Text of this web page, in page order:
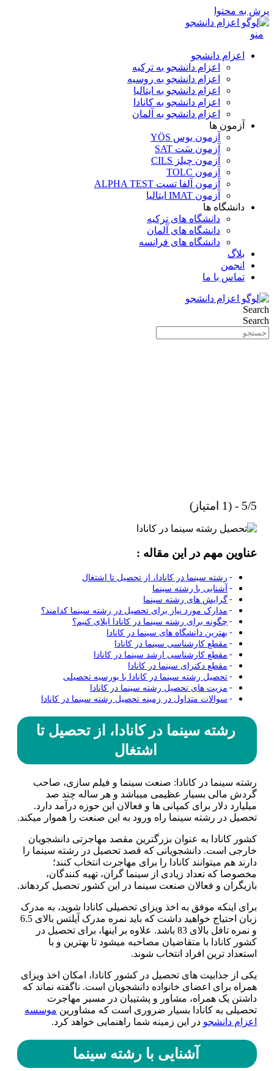
پرش به محتوا
منو
اعزام دانشجو
اعزام دانشجو به ترکیه
اعزام دانشجو به روسیه
اعزام دانشجو به ایتالیا
اعزام دانشجو به کانادا
اعزام دانشجو به آلمان
آزمون ها
آزمون یوس YÖS
آزمون سَت SAT
آزمون چیلز CILS‌
آزمون TOLC
آزمون آلفا تست ALPHA TEST
آزمون IMAT ایتالیا
دانشگاه ها
دانشگاه های ترکیه
دانشگاه های آلمان
دانشگاه های فرانسه
بلاگ
انجمن
تماس با ما
Search
Search
5/5 - (1 امتیاز)
عناوین مهم در این مقاله :
رشته سینما در کانادا، از تحصیل تا اشتغال
آشنایی با رشته سینما
گرایش ­های رشته سینما
مدارک مورد نیاز برای تحصیل در رشته سینما کدامند؟
چگونه برای رشته سینما در کانادا اپلای کنیم؟
بهترین دانشگاه­ های سینما در کانادا
مقطع کارشناسی سینما در کانادا
مقطع کارشناسی ارشد سینما در کانادا
مقطع دکترای سینما در کانادا
تحصیل رشته سینما در کانادا با بورسیه تحصیلی
مزیت­ های تحصیل رشته سینما در کانادا
سوالات متداول در زمینه تحصیل رشته سینما در کانادا
رشته سینما در کانادا، از تحصیل تا
اشتغال
رشته سینما در کانادا: صنعت سینما و فیلم ­سازی، صاحب
گردش مالی بسیار عظیمی می­باشد و هر ساله چند صد
میلیارد دلار برای کمپانی­ ها و فعالان این حوزه درآمد دارد.
تحصیل در رشته سینما راه ورود به این صنعت را هموار می­کند.
کشور کانادا به عنوان بزرگترین مقصد مهاجرتی دانشجویان
خارجی است. دانشجویانی که قصد تحصیل در رشته سینما را
دارند هم می­توانند کانادا را برای مهاجرت انتخاب کنند؛
مخصوصا که تعداد زیادی از سینما گران، تهیه کنندگان،
بازیگران و فعالان صنعت سینما در این کشور تحصیل کرده­اند.
برای اینکه موفق به اخذ ویزای تحصیلی کانادا شوید، به مدرک
زبان احتیاج خواهید داشت که باید نمره مدرک آیلتس بالای 6.5
و نمره تافل بالای 83 باشد. علاوه بر اینها، برای تحصیل در
کشور کانادا با متقاضیان مصاحبه می­شود تا بهترین و با
استعداد ترین افراد انتخاب شوند.
یکی از جذابیت­ های تحصیل در کشور کانادا، امکان اخذ ویزای
همراه برای اعضای خانواده دانشجویان است. ناگفته نماند که
داشتن یک همراه، مشاور و پشتیبان در مسیر مهاجرت
تحصیلی به کانادا بسیار ضروری است که مشاورین موسسه
اعزام دانشجو در این زمینه شما راهنمایی خواهد کرد.
آشنایی با رشته سینما